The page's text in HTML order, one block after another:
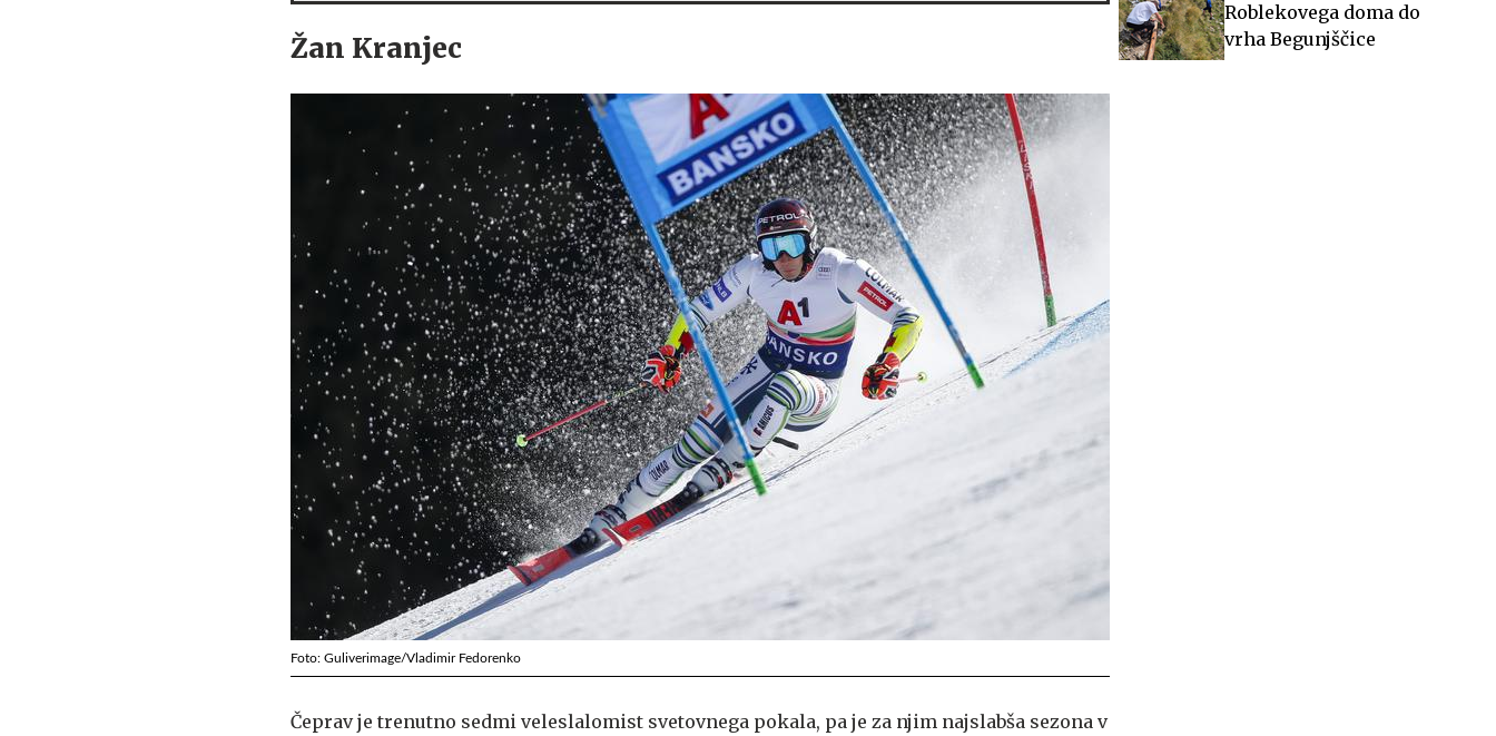
Žan Kranjec
Foto: Guliverimage/Vladimir Fedorenko
Čeprav je trenutno sedmi veleslalomist svetovnega pokala, pa je za njim najslabša sezona v
Roblekovega doma do
vrha Begunjščice